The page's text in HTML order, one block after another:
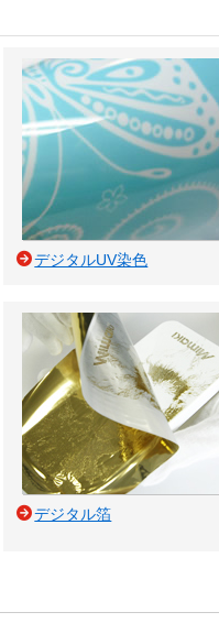
デジタルUV染色
デジタル箔